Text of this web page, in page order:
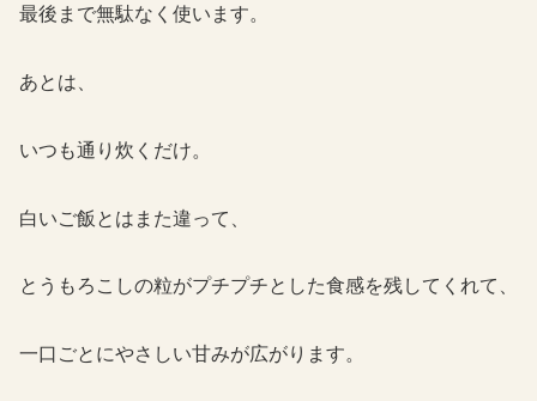
最後まで無駄なく使います。
あとは、
いつも通り炊くだけ。
白いご飯とはまた違って、
とうもろこしの粒がプチプチとした食感を残してくれて、
一口ごとにやさしい甘みが広がります。